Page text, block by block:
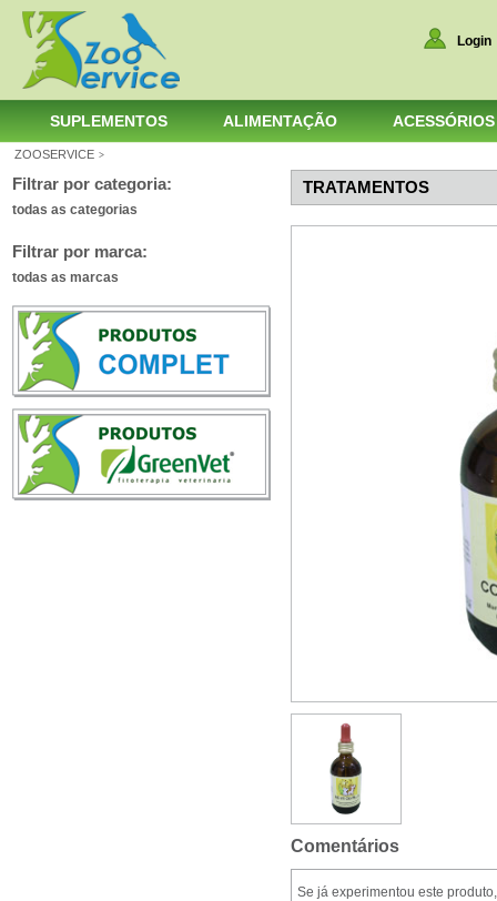
Login
SUPLEMENTOS ALIMENTAÇÃO ACESSÓRIOS
ZOOSERVICE >
Filtrar por categoria:
todas as categorias
Filtrar por marca:
todas as marcas
TRATAMENTOS
Comentários
Se já experimentou este